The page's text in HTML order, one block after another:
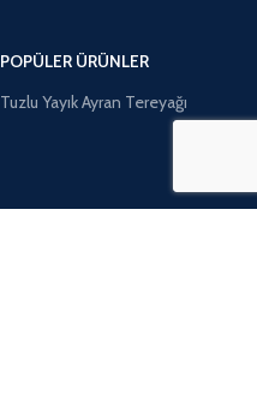
POPÜLER ÜRÜNLER
Tuzlu Yayık Ayran Tereyağı